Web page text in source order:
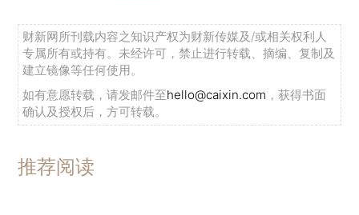
财新网所刊载内容之知识产权为财新传媒及/或相关权利人
专属所有或持有。未经许可，禁止进行转载、摘编、复制及
建立镜像等任何使用。
如有意愿转载，请发邮件至hello@caixin.com ，获得书面
确认及授权后，方可转载。
推荐阅读